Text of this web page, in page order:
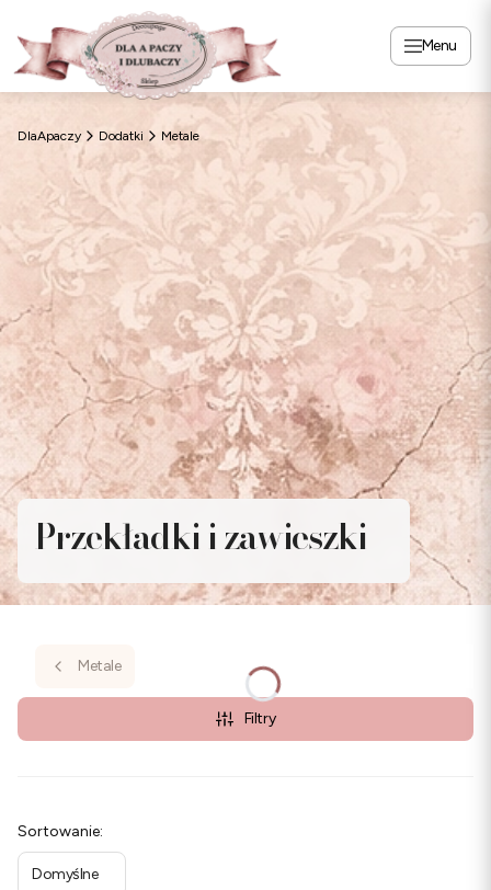
Menu
DlaApaczy Dodatki Metale
Przekładki i zawieszki
Metale
Filtry
Lista produktów
Sortowanie:
Domyślne